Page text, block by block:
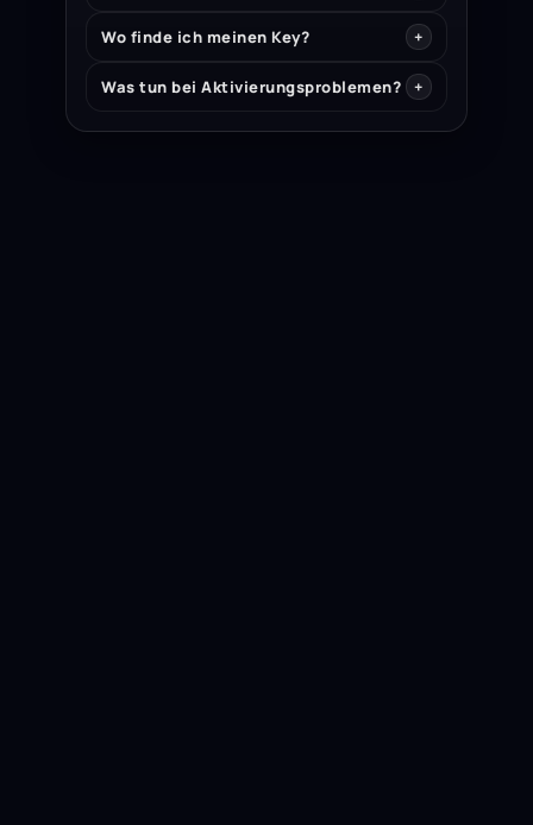
Wo finde ich meinen Key?
Was tun bei Aktivierungsproblemen?